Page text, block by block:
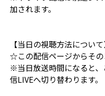
加されます。
【当日の視聴方法について
☆この配信ページからそ
※当日放送時間になると
信LIVEへ切り替わります。